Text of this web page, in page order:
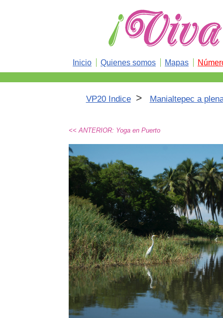
Inicio Quienes somos Mapas
VP20 Indice > Manialtepec a
<< ANTERIOR: Yoga en Puerto